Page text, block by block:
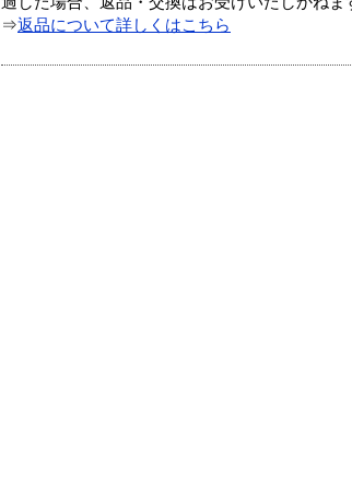
⇒返品について詳しくはこちら